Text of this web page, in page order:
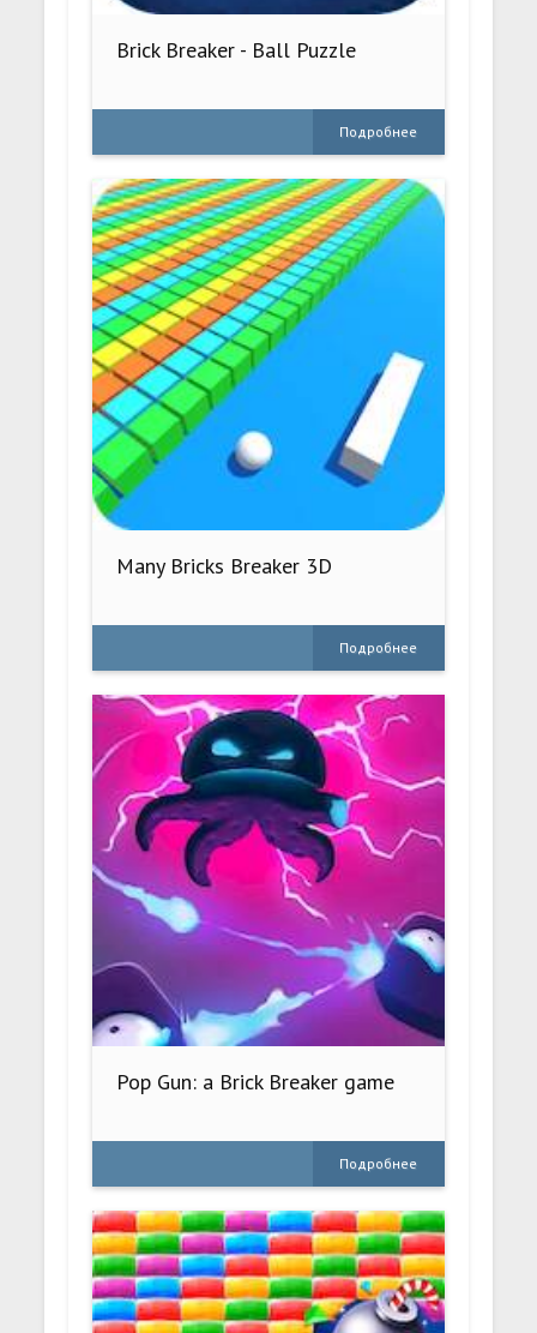
Brick Breaker - Ball Puzzle
Подробнее
Many Bricks Breaker 3D
Подробнее
Pop Gun: a Brick Breaker game
Подробнее